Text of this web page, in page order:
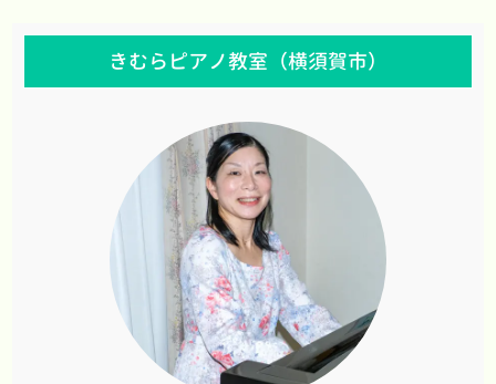
きむらピアノ教室（横須賀市）